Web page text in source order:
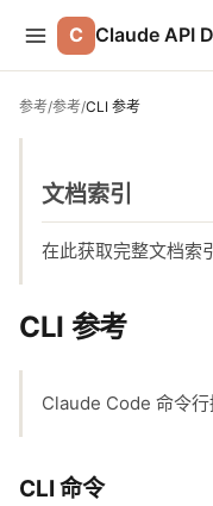
C Claude API
参考/参考/CLI 参考
文档索引
在此获取完整文档索
CLI 参考
Claude Code 命令行
CLI 命令